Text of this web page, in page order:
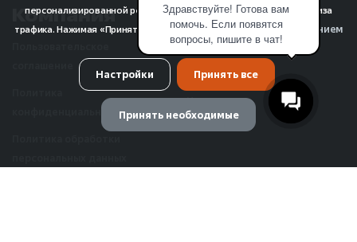
Здравствуйте! Готова вам
помочь. Если появятся
вопросы, пишите в чат!
Компания
конфиденциальности
Прочее
FAQ
О компании
Новости
персонализированной рекламы или контента, а также для анализа
трафика. Нажимая «Принять все», вы соглашаетесь сиспользованием
файлов cookie.
Настройки Принять все
Принять необходимые
Управление предпочтениями cookie